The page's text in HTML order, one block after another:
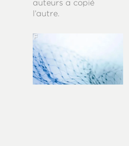
auteurs a copié
l’autre.